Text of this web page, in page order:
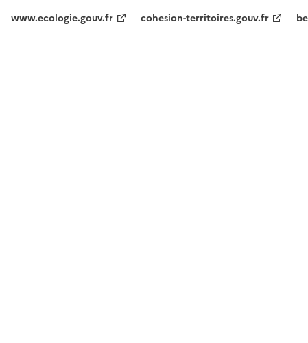
www.ecologie.gouv.fr cohesion-territoires.gouv.fr